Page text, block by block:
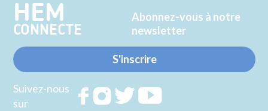
HEM
CONNECTE
Abonnez-vous à notre
newsletter
S'inscrire
Suivez-nous
sur
RejoignezRejoignezRejoignez